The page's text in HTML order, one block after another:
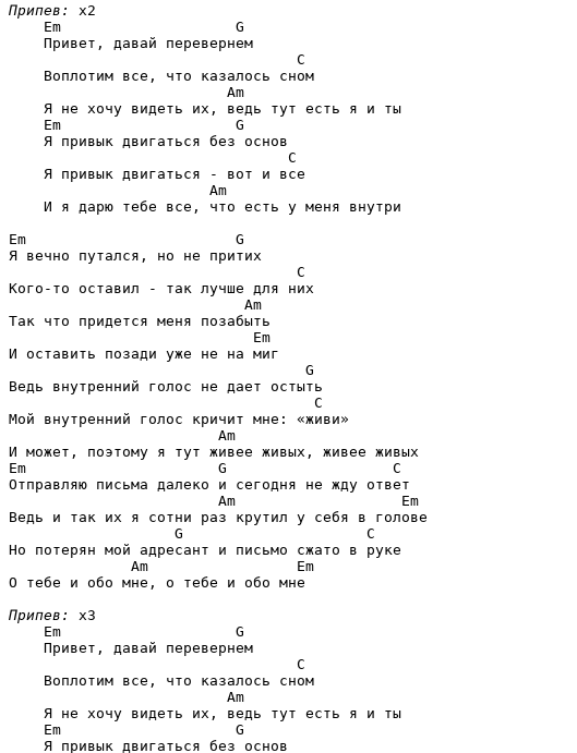
Припев:
x2
Em                    G
    Привет, давай перевернем
C
    Воплотим все, что казалось сном
Am
    Я не хочу видеть их, ведь тут есть я и ты
Em                    G
    Я привык двигаться без основ
C
    Я привык двигаться - вот и все
Am
    И я дарю тебе все, что есть у меня внутри
Em                        G
Я вечно путался, но не притих
C
Кого-то оставил - так лучше для них
Am
Так что придется меня позабыть
Em
И оставить позади уже не на миг
G
Ведь внутренний голос не дает остыть
C
Мой внутренний голос кричит мне: «живи»
Am
Em                      G                   C
Отправляю письма далеко и сегодня не жду ответ
Am                   Em
Ведь и так их я сотни раз крутил у себя в голове
G                     C
Но потерян мой адресант и письмо сжато в руке
Am                 Em
О тебе и обо мне, о тебе и обо мне
Припев:
x3
Em                    G
    Привет, давай перевернем
C
    Воплотим все, что казалось сном
Am
    Я не хочу видеть их, ведь тут есть я и ты
Em                    G
    Я привык двигаться без основ